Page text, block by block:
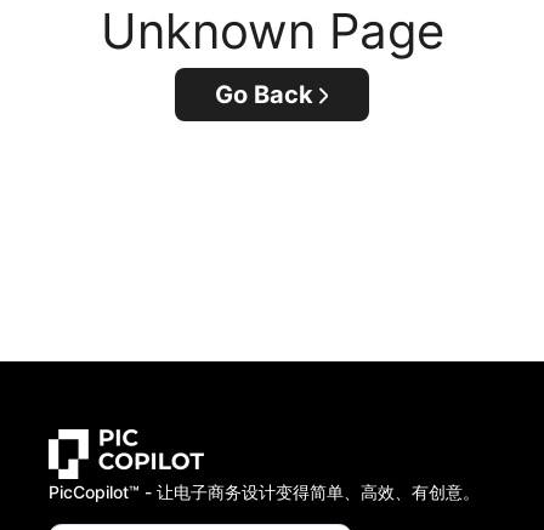
Unknown Page
Go Back
PicCopilot™️ - 让电子商务设计变得简单、高效、有创意。